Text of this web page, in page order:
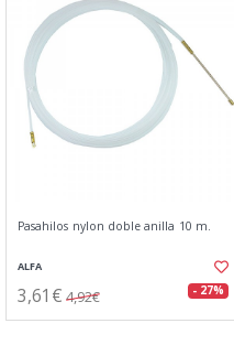
Pasahilos nylon doble anilla 10 m.
ALFA
3,61€ 4,92€ - 27%